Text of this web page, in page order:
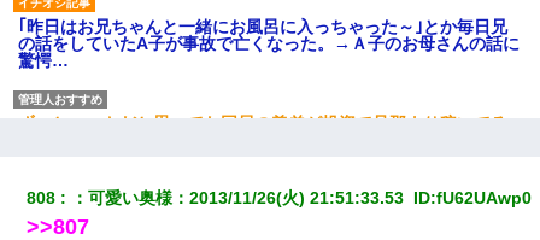
｢昨日はお兄ちゃんと一緒にお風呂に入っちゃった～｣とか毎日兄
の話をしていたA子が事故で亡くなった。→Ａ子のお母さんの話に
驚愕…
ずっとニートだと思ってた同居の義弟が投資で旦那より稼いでる
日航機墜落事故の「ここからは日本語で大丈夫ですよ〜」の絶望
感がヤバイ・・・
808 ：可愛い奥様 ：2013/11/26(火) 21:51:33.53 ID:fU62UAwp0
>>807